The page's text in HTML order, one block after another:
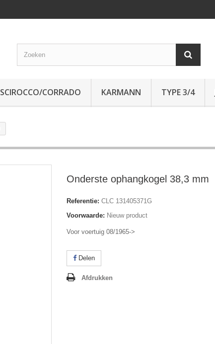
SCIROCCO/CORRADO KARMANN TYPE 3/4
Onderste ophangkogel 38,3 mm
Referentie: CLC 131405371G
Voorwaarde: Nieuw product
Voor voertuig 08/1965->
Delen
Afdrukken